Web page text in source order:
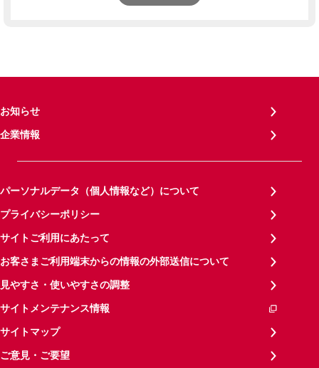
お知らせ
企業情報
パーソナルデータ（個人情報など）について
プライバシーポリシー
サイトご利用にあたって
お客さまご利用端末からの情報の外部送信について
見やすさ・使いやすさの調整
サイトメンテナンス情報
サイトマップ
ご意見・ご要望